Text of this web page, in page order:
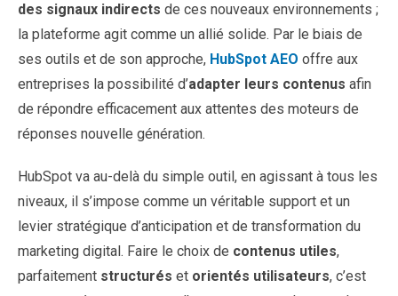
des signaux indirects de ces nouveaux environnements ;
la plateforme agit comme un allié solide. Par le biais de
ses outils et de son approche, HubSpot AEO offre aux
entreprises la possibilité d’adapter leurs contenus afin
de répondre efficacement aux attentes des moteurs de
réponses nouvelle génération.
HubSpot va au-delà du simple outil, en agissant à tous les
niveaux, il s’impose comme un véritable support et un
levier stratégique d’anticipation et de transformation du
marketing digital. Faire le choix de contenus utiles,
parfaitement structurés et orientés utilisateurs, c’est